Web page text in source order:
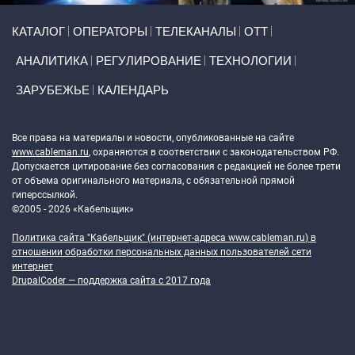
КАТАЛОГ ОПЕРАТОРЫ ТЕЛЕКАНАЛЫ ОТТ
АНАЛИТИКА РЕГУЛИРОВАНИЕ ТЕХНОЛОГИИ
ЗАРУБЕЖЬЕ КАЛЕНДАРЬ
Все права на материалы и новости, опубликованные на сайте
www.cableman.ru, охраняются в соответствии с законодательством РФ.
Допускается цитирование без согласования с редакцией не более трети
от объема оригинального материала, с обязательной прямой
гиперссылкой.
©2005 - 2026 «Кабельщик»
Политика сайта "Кабельщик" (интернет-адреса www.cableman.ru) в
отношении обработки персональных данных пользователей сети
интернет
DrupalCoder — поддержка сайта c 2017 года